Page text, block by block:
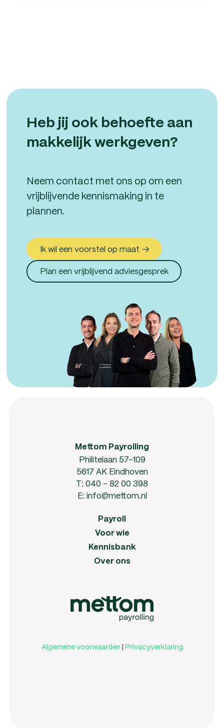
Heb jij ook behoefte aan
makkelijk werkgeven?
Neem contact met ons op om een
vrijblijvende kennismaking in te
plannen.
Ik wil een voorstel op maat →
Plan een vrijblijvend adviesgesprek
Mettom Payrolling
Philitelaan 57-109
5617 AK Eindhoven
T: 040 - 82 00 398
E: info@mettom.nl
Payroll
Voor wie
Kennisbank
Over ons
Algemene voorwaarden|Privacyverklaring